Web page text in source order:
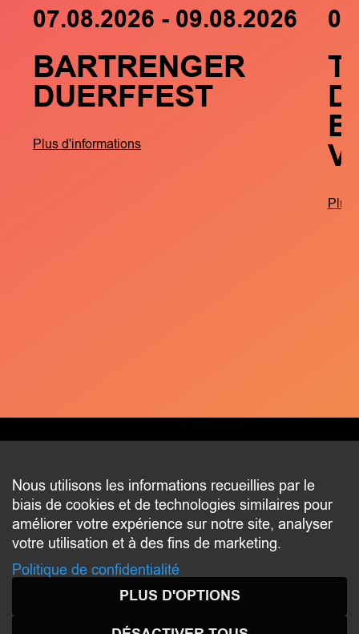
07.08.2026 - 09.08.2026
BARTRENGER
DUERFFEST
Plus d'informations
Plus
CONTACT
2 beim Schlass
L-8058 Bertrange
communication@bertrange.lu
Nous utilisons les informations recueillies par le
biais de cookies et de technologies similaires pour
améliorer votre expérience sur notre site, analyser
votre utilisation et à des fins de marketing.
Politique de confidentialité
PLUS D'OPTIONS